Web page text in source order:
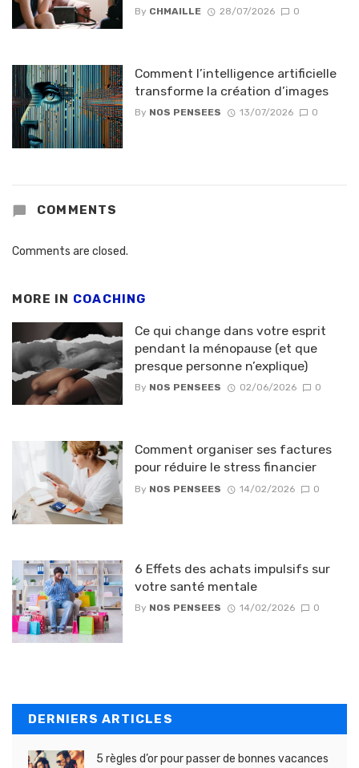
By CHMAILLE 28/07/2026 0
Comment l’intelligence artificielle
transforme la création d’images
By NOS PENSEES 13/07/2026 0
COMMENTS
Comments are closed.
MORE IN COACHING
Ce qui change dans votre esprit
pendant la ménopause (et que
presque personne n’explique)
By NOS PENSEES 02/06/2026 0
Comment organiser ses factures
pour réduire le stress financier
By NOS PENSEES 14/02/2026 0
6 Effets des achats impulsifs sur
votre santé mentale
By NOS PENSEES 14/02/2026 0
DERNIERS ARTICLES
5 règles d’or pour passer de bonnes vacances